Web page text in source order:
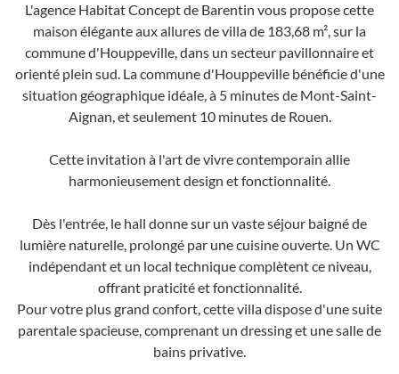
L'agence Habitat Concept de Barentin vous propose cette
maison élégante aux allures de villa de 183,68 m², sur la
commune d'Houppeville, dans un secteur pavillonnaire et
orienté plein sud. La commune d'Houppeville bénéficie d'une
situation géographique idéale, à 5 minutes de Mont-Saint-
Aignan, et seulement 10 minutes de Rouen.
Cette invitation à l'art de vivre contemporain allie
harmonieusement design et fonctionnalité.
Dès l'entrée, le hall donne sur un vaste séjour baigné de
lumière naturelle, prolongé par une cuisine ouverte. Un WC
indépendant et un local technique complètent ce niveau,
offrant praticité et fonctionnalité.
Pour votre plus grand confort, cette villa dispose d'une suite
parentale spacieuse, comprenant un dressing et une salle de
bains privative.